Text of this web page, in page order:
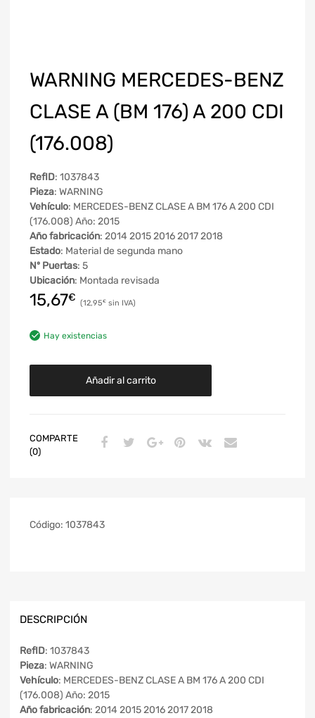
WARNING MERCEDES-BENZ
CLASE A (BM 176) A 200 CDI
(176.008)
RefID: 1037843
Pieza: WARNING
Vehículo: MERCEDES-BENZ CLASE A BM 176 A 200 CDI
(176.008) Año: 2015
Año fabricación: 2014 2015 2016 2017 2018
Estado: Material de segunda mano
Nº Puertas: 5
Ubicación: Montada revisada
15,67€ 12,95€
Hay existencias
Añadir al carrito
COMPARTE
(0)
Código: 1037843
DESCRIPCIÓN
RefID: 1037843
Pieza: WARNING
Vehículo: MERCEDES-BENZ CLASE A BM 176 A 200 CDI
(176.008) Año: 2015
Año fabricación: 2014 2015 2016 2017 2018